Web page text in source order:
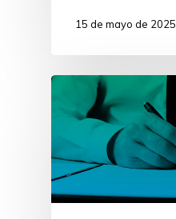
15 de mayo de 2025